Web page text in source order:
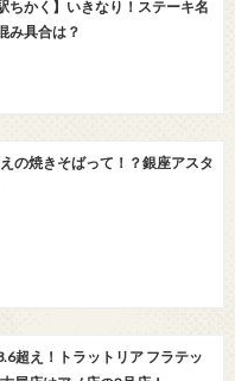
ちかく】いきなり！ステーキ名
み具合は？
の焼きそばって！？銀座アスタ
超え！トラットリア フラテッ